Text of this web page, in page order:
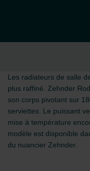
Les radiateurs de salle
plus raffiné. Zehnder
son corps pivotant sur
serviettes. Le puissant
mise à température
modèle est disponible
du nuancier Zehnder.